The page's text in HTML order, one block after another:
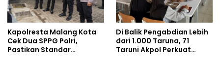
Kapolresta Malang Kota
Cek Dua SPPG Polri,
Pastikan Standar
Di Balik Pengabdian Lebih
dari 1.000 Taruna, 71
Taruni Akpol Perkuat